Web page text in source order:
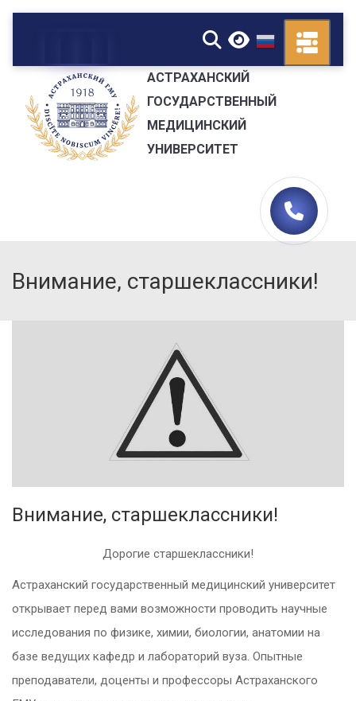
▼
АСТРАХАНСКИЙ
ГОСУДАРСТВЕННЫЙ
МЕДИЦИНСКИЙ
УНИВЕРСИТЕТ
Внимание, старшеклассники!
Внимание, старшеклассники!
Дорогие старшеклассники!
Астраханский государственный медицинский университет
открывает перед вами возможности проводить научные
исследования по физике, химии, биологии, анатомии на
базе ведущих кафедр и лабораторий вуза. Опытные
преподаватели, доценты и профессоры Астраханского